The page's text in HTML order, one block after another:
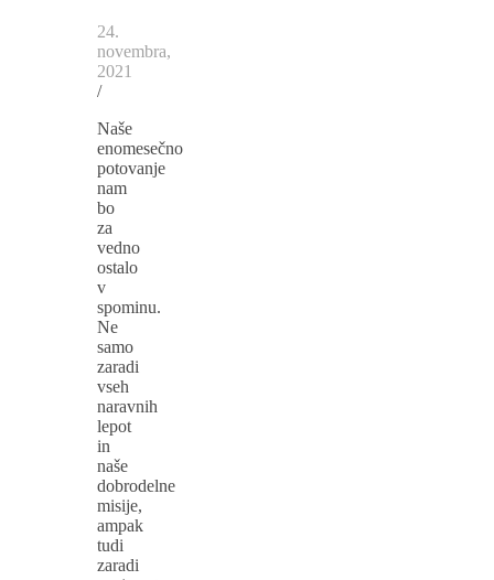
24.
novembra,
2021
/
Naše
enomesečno
potovanje
nam
bo
za
vedno
ostalo
v
spominu.
Ne
samo
zaradi
vseh
naravnih
lepot
in
naše
dobrodelne
misije,
ampak
tudi
zaradi